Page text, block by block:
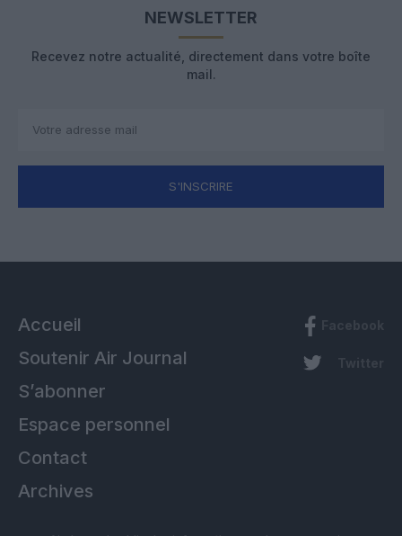
NEWSLETTER
Recevez notre actualité, directement dans votre boîte
mail.
S'INSCRIRE
Accueil
Soutenir Air Journal
S’abonner
Espace personnel
Contact
Archives